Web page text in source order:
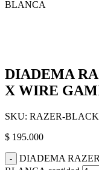
DIADEMA
X WIRE
SKU: RAZER-
$ 195.000
DIADEMA